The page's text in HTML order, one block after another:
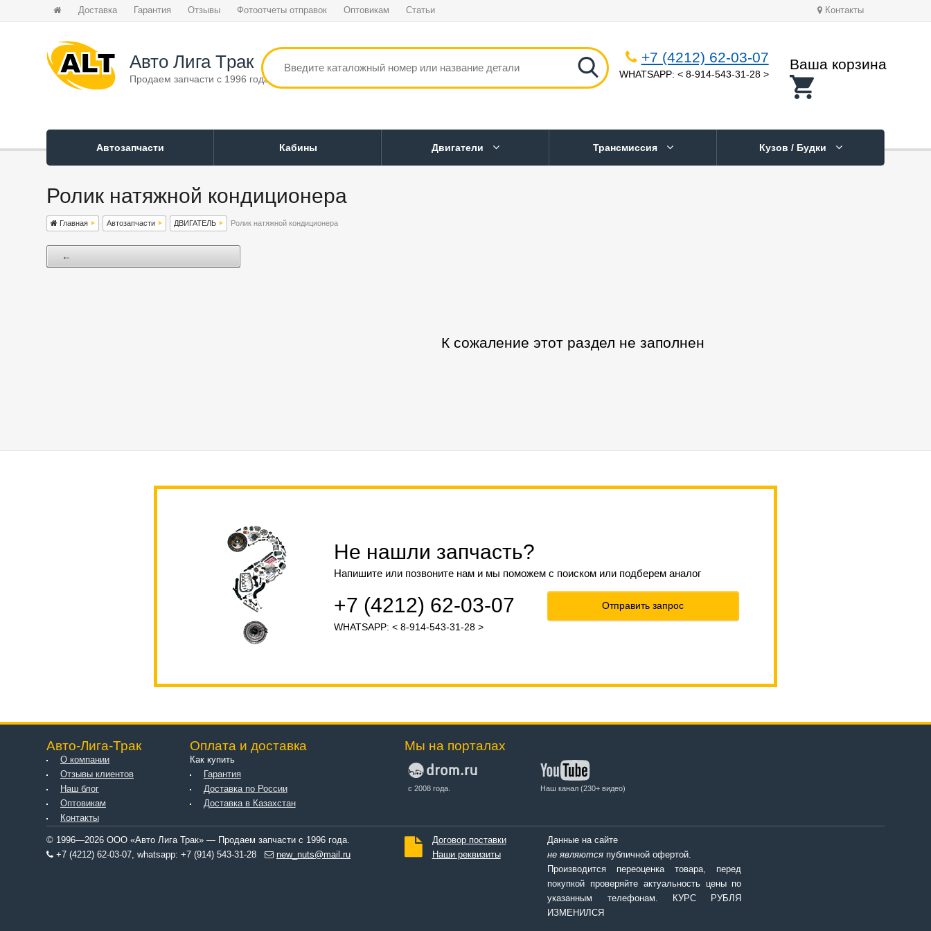
Доставка Гарантия Отзывы Фотоотчеты отправок Оптовикам Статьи Контакты
Авто Лига Tрак
Продаем запчасти с 1996 года
+7 (4212) 62-03-07
WHATSAPP: < 8-914-543-31-28 >
Ваша корзина
Автозапчасти Кабины Двигатели Трансмиссия Кузов / Будки
Ролик натяжной кондиционера
Главная Автозапчасти ДВИГАТЕЛЬ Ролик натяжной кондиционера
←
К сожаление этот раздел не заполнен
Не нашли запчасть?
Напишите или позвоните нам и мы поможем с поиском или подберем аналог
+7 (4212) 62-03-07
WHATSAPP: < 8-914-543-31-28 >
Отправить запрос
Авто-Лига-Трак
О компании
Отзывы клиентов
Наш блог
Оптовикам
Контакты
Оплата и доставка
Как купить
Гарантия
Доставка по России
Доставка в Казахстан
Мы на порталах
с 2008 года. Наш канал (230+ видео)
© 1996—2026 ООО «Авто Лига Трак» — Продаем запчасти с 1996 года.
+7 (4212) 62-03-07, whatsapp: +7 (914) 543-31-28
new_nuts@mail.ru
Договор поставки
Наши реквизиты
Данные на сайте
не являются публичной офертой.
Производится переоценка товара, перед
покупкой проверяйте актуальность цены по
указанным телефонам. КУРС РУБЛЯ
ИЗМЕНИЛСЯ